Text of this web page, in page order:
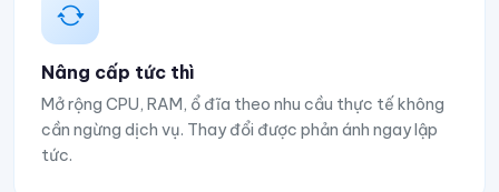
Nâng cấp tức thì
Mở rộng CPU, RAM, ổ đĩa theo nhu cầu thực tế không
cần ngừng dịch vụ. Thay đổi được phản ánh ngay lập
tức.